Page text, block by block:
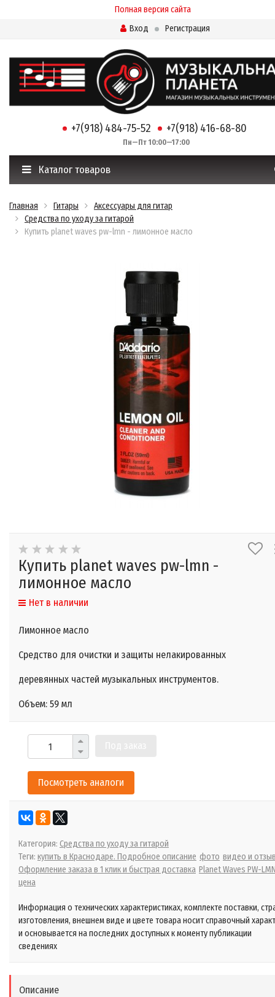
Полная версия сайта
Вход
Регистрация
+7(918) 484-75-52 +7(918) 416-68-80
Пн—Пт 10:00—17:00
Каталог товаров
Главная Гитары
Аксессуары для гитар
Средства по уходу за гитарой
Купить planet waves pw-lmn - лимонное масло
Купить planet waves pw-lmn -
лимонное масло
Нет в наличии
Лимонное масло
Средство для очистки и защиты нелакированных
деревянных частей музыкальных инструментов.
Объем: 59 мл
Посмотреть аналоги
Категория: Средства по уходу за гитарой
Теги: купить в Краснодаре. Подробное описание фото видео и
Оформление заказа в 1 клик и быстрая доставка Planet Waves PW-
цена
Информация о технических характеристиках, комплекте поставки,
изготовления, внешнем виде и цвете товара носит справочный
и основывается на последних доступных к моменту публикации
сведениях
Описание